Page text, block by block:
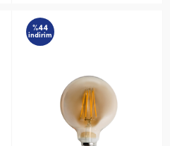
%44
indirim